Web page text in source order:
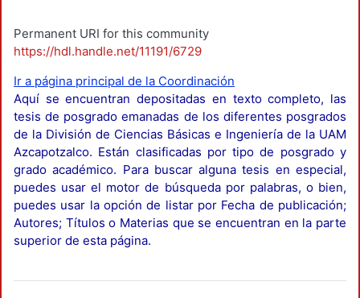
Permanent URI for this community
https://hdl.handle.net/11191/6729
Ir a página principal de la Coordinación
Aquí se encuentran depositadas en texto completo, las
tesis de posgrado emanadas de los diferentes posgrados
de la División de Ciencias Básicas e Ingeniería de la UAM
Azcapotzalco. Están clasificadas por tipo de posgrado y
grado académico. Para buscar alguna tesis en especial,
puedes usar el motor de búsqueda por palabras, o bien,
puedes usar la opción de listar por Fecha de publicación;
Autores; Títulos o Materias que se encuentran en la parte
superior de esta página.